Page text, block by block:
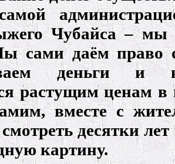
Чубайса – мы
сами даём право
деньги и
растущим ценам в
вместе с
десятки
картину.